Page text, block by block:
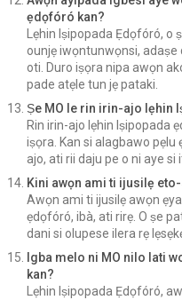
ẹdọfóró kan?
Lẹhin Iṣipopada Ẹdọfóró, o
ounjẹ iwọntunwọnsi,
oti. Duro iṣọra nipa awọn
pade atẹle tun jẹ pataki.
Ṣe MO le rin irin-ajo lẹhin
Rin irin-ajo lẹhin Iṣipopada
iṣọra. Kan si alagbawo pẹlu
ajo, ati rii daju pe o ni aye
Kini awọn ami ti ijusilẹ
Awọn ami ti ijusilẹ awọn
ẹdọfóró, ibà, ati rirẹ. O ṣe
dani si olupese ilera rẹ
Igba melo ni MO nilo lati
kan?
Lẹhin Iṣipopada Ẹdọfóró,